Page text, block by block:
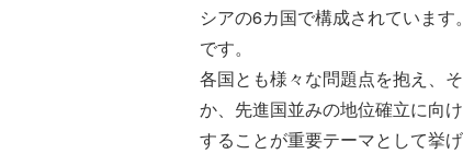
シアの6カ国で構成されていま
です。
各国とも様々な問題点を抱え、
か、先進国並みの地位確立に向
することが重要テーマとして挙げ